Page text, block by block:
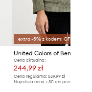
extra -5% z kodem: OFF*
Cena aktualna:
244,99 zł
Cena regularna: 559,99 zł
Najniższa cena z 30 dni przed obniżką: